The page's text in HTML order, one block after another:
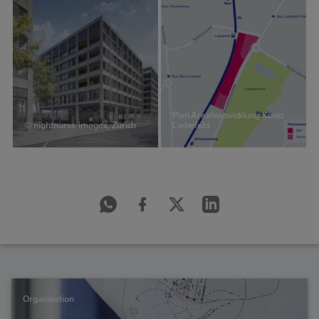
© nightnurse images, Zürich
Plan Arealentwicklung Köniz
Liebefeld
Organisation